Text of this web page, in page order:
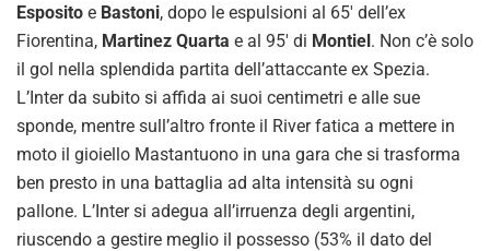
Esposito e Bastoni, dopo le espulsioni al 65′ dell’ex
Fiorentina, Martinez Quarta e al 95′ di Montiel. Non c’è solo
il gol nella splendida partita dell’attaccante ex Spezia.
L’Inter da subito si affida ai suoi centimetri e alle sue
sponde, mentre sull’altro fronte il River fatica a mettere in
moto il gioiello Mastantuono in una gara che si trasforma
ben presto in una battaglia ad alta intensità su ogni
pallone. L’Inter si adegua all’irruenza degli argentini,
riuscendo a gestire meglio il possesso (53% il dato del